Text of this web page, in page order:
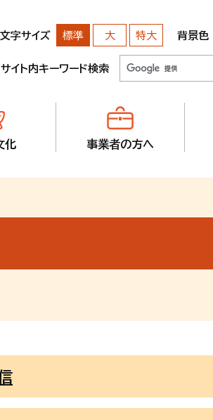
文字サイズ 標準 大 特大 背景色
サイト内キーワード検索
化 事業者の方へ